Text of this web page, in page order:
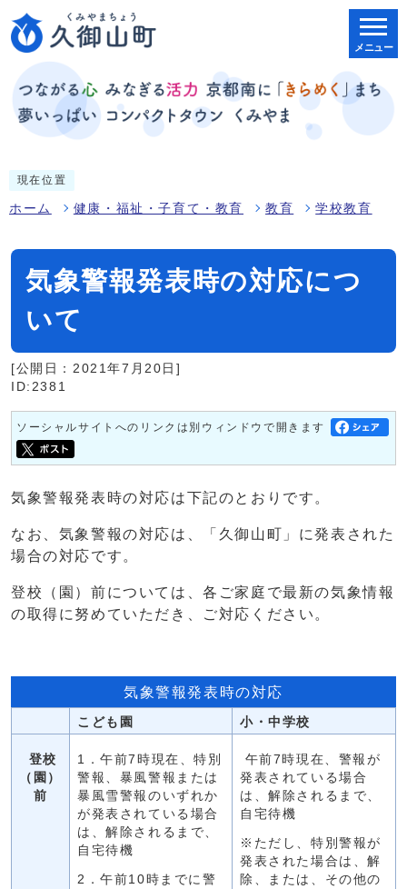
メニュー
現在位置
ホーム 健康・福祉・子育て・教育 教育 学校教育
気象警報発表時の対応につ
いて
[公開日：2021年7月20日]
ID:2381
ソーシャルサイトへのリンクは別ウィンドウで開きます
気象警報発表時の対応は下記のとおりです。
なお、気象警報の対応は、「久御山町」に発表された
場合の対応です。
登校（園）前については、各ご家庭で最新の気象情報
の取得に努めていただき、ご対応ください。
気象警報発表時の対応
こども園 小・中学校
登校
（園）
前
1．午前7時現在、特別
警報、暴風警報または
暴風雪警報のいずれか
が発表されている場合
は、解除されるまで、
自宅待機
2．午前10時までに警
午前7時現在、警報が
発表されている場合
は、解除されるまで、
自宅待機
※ただし、特別警報が
発表された場合は、解
除、または、その他の